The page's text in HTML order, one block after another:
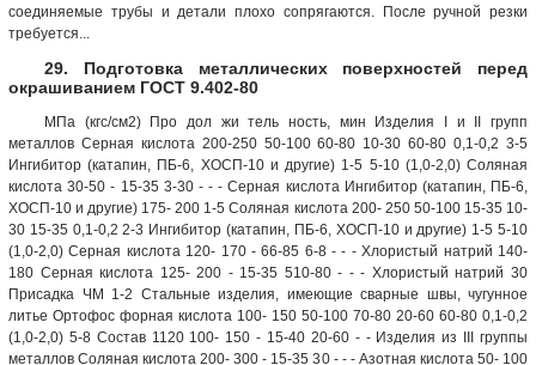
соединяемые трубы и детали плохо сопрягаются. После ручной резки
требуется...
29. Подготовка металлических поверхностей перед
окрашиванием ГОСТ 9.402-80
МПа (кгс/см2) Про дол жи тель ность, мин Изделия I и II групп
металлов Серная кислота 200-250 50-100 60-80 10-30 60-80 0,1-0,2 3-5
Ингибитор (катапин, ПБ-6, ХОСП-10 и другие) 1-5 5-10 (1,0-2,0) Соляная
кислота 30-50 - 15-35 3-30 - - - Серная кислота Ингибитор (катапин, ПБ-6,
ХОСП-10 и другие) 175- 200 1-5 Соляная кислота 200- 250 50-100 15-35 10-
30 15-35 0,1-0,2 2-3 Ингибитор (катапин, ПБ-6, ХОСП-10 и другие) 1-5 5-10
(1,0-2,0) Серная кислота 120- 170 - 66-85 6-8 - - - Хлористый натрий 140-
180 Серная кислота 125- 200 - 15-35 510-80 - - - Хлористый натрий 30
Присадка ЧМ 1-2 Стальные изделия, имеющие сварные швы, чугунное
литье Ортофос форная кислота 100- 150 50-100 70-80 20-60 60-80 0,1-0,2
(1,0-2,0) 5-8 Состав 1120 100- 150 - 15-40 20-60 - - Изделия из III группы
металлов Соляная кислота 200- 300 - 15-35 30 - - - Азотная кислота 50- 100